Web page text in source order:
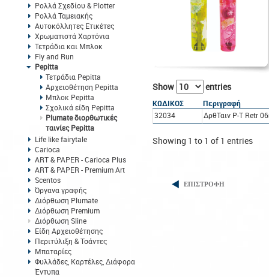
Ρολλά Σχεδίου & Plotter
Ρολλά Ταμειακής
Αυτοκόλλητες Ετικέτες
Χρωματιστά Χαρτόνια
Τετράδια και Μπλοκ
Fly and Run
Pepitta
Τετράδια Pepitta
Αρχειοθέτηση Pepitta
Μπλοκ Pepitta
Σχολικά είδη Pepitta
Plumate διορθωτικές
ταινίες Pepitta
Life like fairytale
Carioca
ART & PAPER - Carioca Plus
ART & PAPER - Premium Art
Scentos
Όργανα γραφής
Διόρθωση Plumate
Διόρθωση Premium
Διόρθωση Sline
Είδη Αρχειοθέτησης
Περιτύλιξη & Τσάντες
Μπαταρίες
Φυλλάδες, Καρτέλες, Διάφορα
Έντυπα
Show entries
ΚΩΔΙΚΟΣ
Περιγραφή
32034
ΔρθΤαιν P-T Retr
Showing 1 to 1 of 1 entries
ΕΠΙΣΤΡΟΦΗ